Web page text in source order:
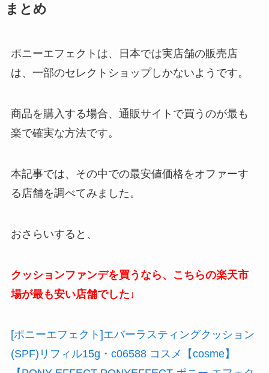
まとめ
ポニーエフェクトは、日本では実店舗の販売店
は、一部のセレクトショップしかないようです。
商品を購入する場合、通販サイトで買うのが最も
楽で確実な方法です。
本記事では、その中での最安値価格をオファーす
る店舗を調べてみました。
おさらいすると、
クッションファンデを買うなら、こちらの楽天市
場が最も安い店舗でした↓
[ポニーエフェクト]エバーラスティングクッション
(SPF)リフィル15g・c06588 コスメ【cosme】